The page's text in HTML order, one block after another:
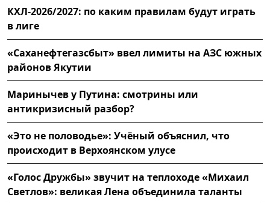
КХЛ-2026/2027: по каким правилам будут играть
в лиге
«Саханефтегазсбыт» ввел лимиты на АЗС южных
районов Якутии
Маринычев у Путина: смотрины или
антикризисный разбор?
«Это не половодье»: Учёный объяснил, что
происходит в Верхоянском улусе
«Голос Дружбы» звучит на теплоходе «Михаил
Светлов»: великая Лена объединила таланты